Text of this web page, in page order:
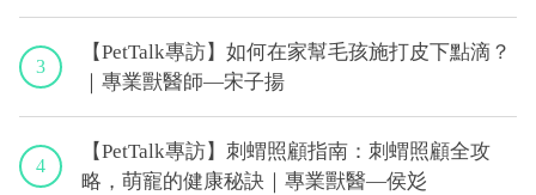
獸醫—侯彣
3
【PetTalk專訪】如何在家幫毛孩施打皮下點滴？
｜專業獸醫師—宋子揚
4
【PetTalk專訪】刺蝟照顧指南：刺蝟照顧全攻
略，萌寵的健康秘訣｜專業獸醫—侯彣